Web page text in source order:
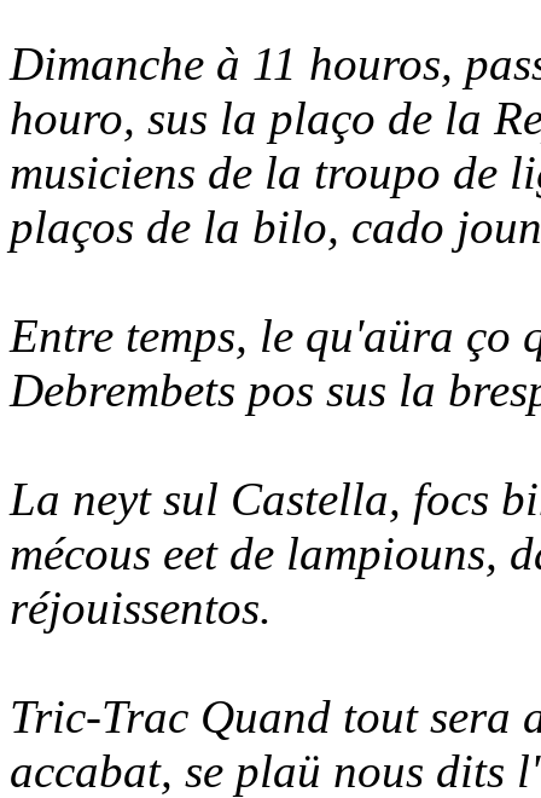
Dimanche à 11 houros,
houro, sus la plaço de la
musiciens de la troupo de
plaços de la bilo, cado
Entre temps, le qu'aüra ço
Debrembets pos sus la
La neyt sul Castella, focs
mécous eet de lampiouns,
réjouissentos.
Tric-Trac Quand tout sera
accabat, se plaü nous dits